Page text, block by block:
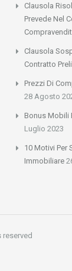
Clausola
Prevede Nel
Clausola
Contratto
Prezzi Di
28 Agosto
Bonus Mobili
Luglio 2023
10 Motivi Per
Immobiliare